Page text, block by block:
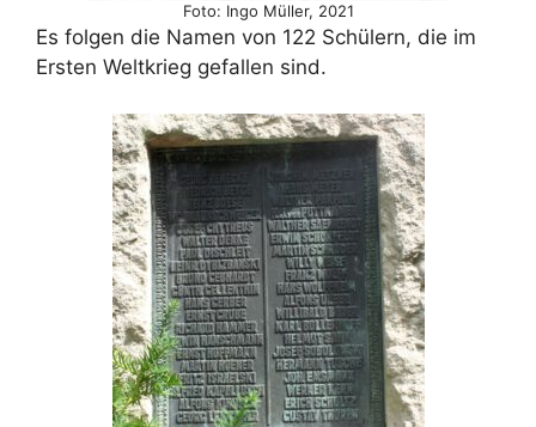
Foto: Ingo Müller, 2021
Es folgen die Namen von 122 Schülern, die im
Ersten Weltkrieg gefallen sind.